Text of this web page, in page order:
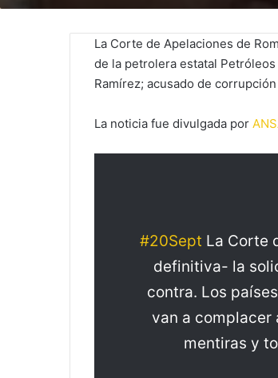
La Corte de Apelaciones de
de la petrolera estatal
Ramírez; acusado de
La noticia fue divulgada por
#20Sept La Corte
definitiva- la
contra. Los
van a complacer
mentiras y